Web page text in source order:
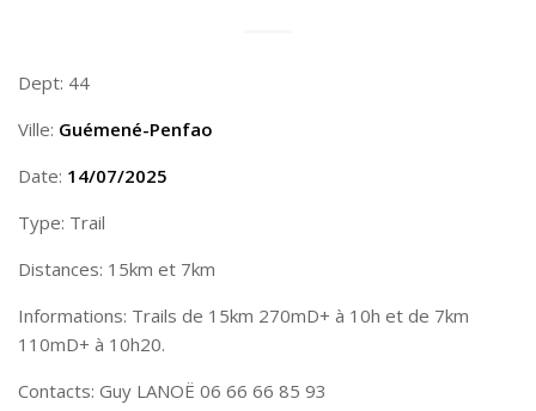
Dept: 44
Ville: Guémené-Penfao
Date: 14/07/2025
Type: Trail
Distances: 15km et 7km
Informations: Trails de 15km 270mD+ à 10h et de 7km
110mD+ à 10h20.
Contacts: Guy LANOË 06 66 66 85 93